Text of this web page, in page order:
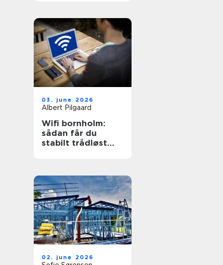
03. june 2026
Albert Pilgaard
Wifi bornholm:
sådan får du
stabilt trådløst
02. june 2026